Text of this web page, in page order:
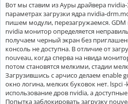
Вот мы ставим из Ауры драйвера
параметрах загрузки ядра nvidia-
пишем модули, перезагружаемся.
nvidia монитор определяется
получаем черный экран без
консоль не доступна. В отличие от
nouveau, когда сперва на нвида
потом становятся мелкими, стадии
Загрузившись с арчисо делаем enable
окно логина, мелких буковок нет. lspci
использование дров nvidia, а
Попытка заблокировать загрузку